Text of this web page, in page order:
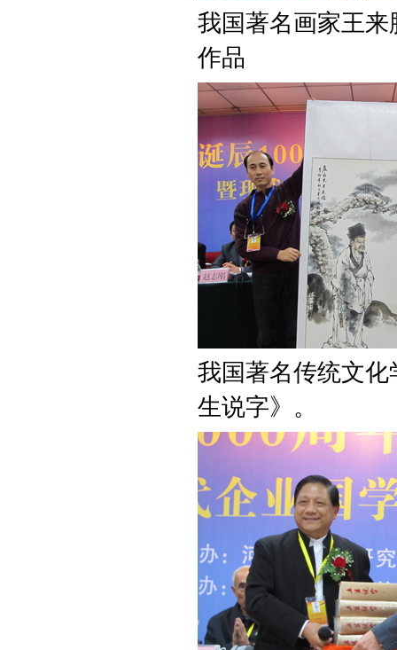
我国著名画家王
作品
我国著名传统文
生说字》。